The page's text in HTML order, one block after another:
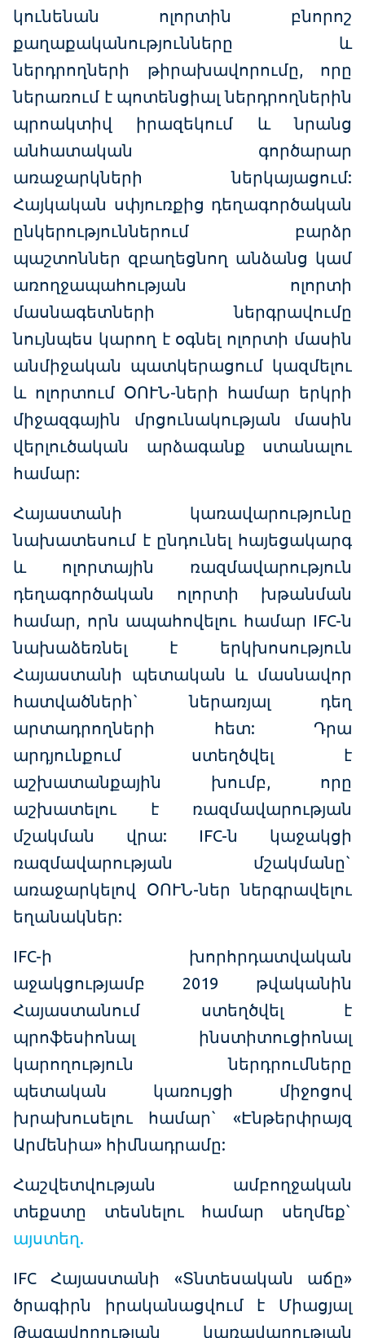
կունենան ոլորտին բնորոշ
քաղաքականությունները և
ներդրողների թիրախավորումը, որը
ներառում է պոտենցիալ ներդրողներին
պրոակտիվ իրազեկում և նրանց
անհատական գործարար
առաջարկների ներկայացում:
Հայկական սփյուռքից դեղագործական
ընկերություններում բարձր
պաշտոններ զբաղեցնող անձանց կամ
առողջապահության ոլորտի
մասնագետների ներգրավումը
նույնպես կարող է օգնել ոլորտի մասին
անմիջական պատկերացում կազմելու
և ոլորտում ՕՈՒՆ-ների համար երկրի
միջազգային մրցունակության մասին
վերլուծական արձագանք ստանալու
համար:
Հայաստանի կառավարությունը
նախատեսում է ընդունել հայեցակարգ
և ոլորտային ռազմավարություն
դեղագործական ոլորտի խթանման
համար, որն ապահովելու համար IFC-ն
նախաձեռնել է երկխոսություն
Հայաստանի պետական և մասնավոր
հատվածների` ներառյալ դեղ
արտադրողների հետ: Դրա
արդյունքում ստեղծվել է
աշխատանքային խումբ, որը
աշխատելու է ռազմավարության
մշակման վրա: IFC-ն կաջակցի
ռազմավարության մշակմանը`
առաջարկելով ՕՈՒՆ-ներ ներգրավելու
եղանակներ:
IFC-ի խորհրդատվական
աջակցությամբ 2019 թվականին
Հայաստանում ստեղծվել է
պրոֆեսիոնալ ինստիտուցիոնալ
կարողություն ներդրումները
պետական կառույցի միջոցով
խրախուսելու համար` «Էնթերփրայզ
Արմենիա» հիմնադրամը:
Հաշվետվության ամբողջական
տեքստը տեսնելու համար սեղմեք`
այստեղ.
IFC Հայաստանի «Տնտեսական աճը»
ծրագիրն իրականացվում է Միացյալ
Թագավորության կառավարության